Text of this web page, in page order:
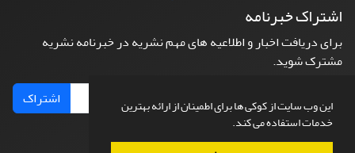
این وب سایت از کوکی ها برای اطمینان از ارائه بهترین
خدمات استفاده می کند.
اشتراک خبرنامه
برای دریافت اخبار و اطلاعیه های مهم نشریه در خبرنامه نشریه
مشترک شوید.
اشتراک